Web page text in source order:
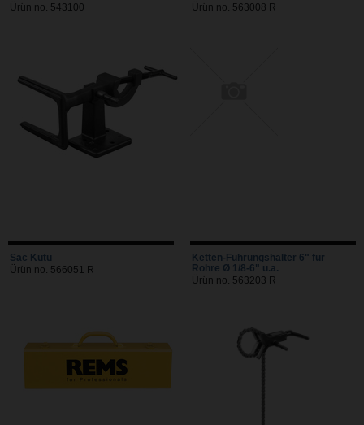
Ürün no. 543100
Ürün no. 563008 R
Sac Kutu
Ürün no. 566051 R
Ketten-Führungshalter 6" für
Rohre Ø 1/8-6" u.a.
Ürün no. 563203 R